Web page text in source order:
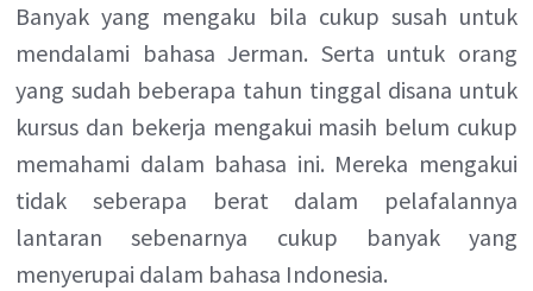
Banyak yang mengaku bila cukup susah untuk
mendalami bahasa Jerman. Serta untuk orang
yang sudah beberapa tahun tinggal disana untuk
kursus dan bekerja mengakui masih belum cukup
memahami dalam bahasa ini. Mereka mengakui
tidak seberapa berat dalam pelafalannya
lantaran sebenarnya cukup banyak yang
menyerupai dalam bahasa Indonesia.